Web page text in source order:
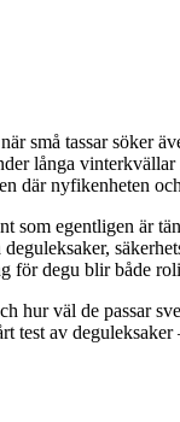
små tassar
långa
där nyfikenheten
egentligen är
för degu blir både
hur väl de passar
av